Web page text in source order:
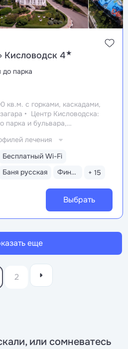
Кисловодск 4★
до парка
кв.м. с горками, каскадами,
Центр Кисловодска:
парка и бульвара,
курортов: «Ессентуки-4»
8–12 минут
водой Кисловодска
минеральной водой
Бесплатный Wi-Fi
Баня русская Финская сауна + 15
лечения
Выбрать
еще
2
или сомневатесь